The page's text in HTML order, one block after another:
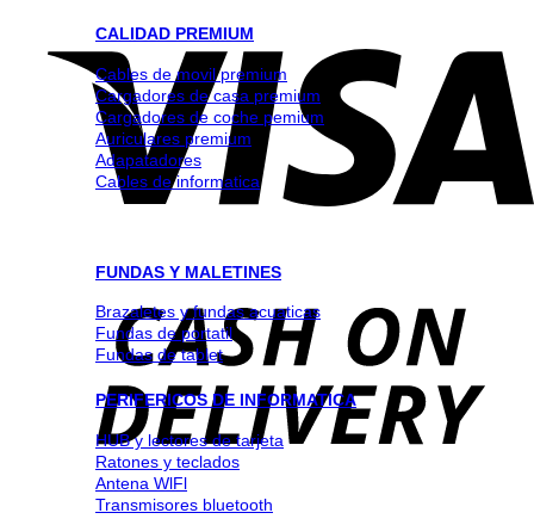
CALIDAD PREMIUM
Cables de movil premium
Cargadores de casa premium
Cargadores de coche pemium
Auriculares premium
Adapatadores
Cables de informatica
FUNDAS Y MALETINES
Brazaletes y fundas acuaticas
Fundas de portatil
Fundas de tablet
PERIFERICOS DE INFORMATICA
HUB y lectores de tarjeta
Ratones y teclados
Antena WlFl
Transmisores bluetooth